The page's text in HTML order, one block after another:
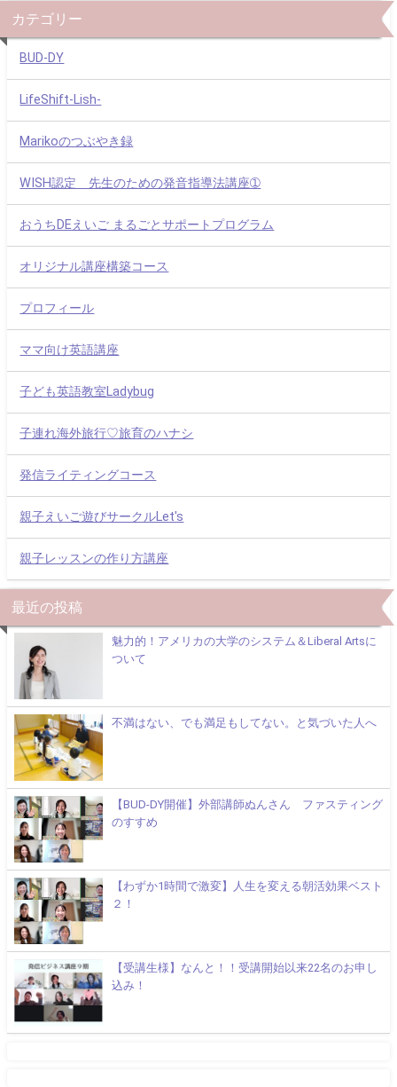
カテゴリー
BUD-DY
LifeShift-Lish-
Marikoのつぶやき録
WISH認定 先生のための発音指導法講座➀
おうちDEえいご まるごとサポートプログラム
オリジナル講座構築コース
プロフィール
ママ向け英語講座
子ども英語教室Ladybug
子連れ海外旅行♡旅育のハナシ
発信ライティングコース
親子えいご遊びサークルLet's
親子レッスンの作り方講座
最近の投稿
魅力的！アメリカの大学のシステム＆Liberal Artsに
ついて
不満はない、でも満足もしてない。と気づいた人へ
【BUD-DY開催】外部講師ぬんさん ファスティング
のすすめ
【わずか1時間で激変】人生を変える朝活効果ベスト
２！
【受講生様】なんと！！受講開始以来22名のお申し
込み！